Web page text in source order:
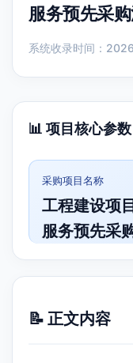
服务预先采
系统收录时间：
📊 项目核心参数
采购项目名称
工程建设项
服务预先采
📝 正文内容